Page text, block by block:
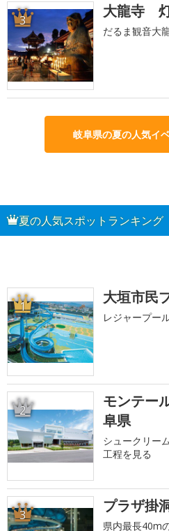
3 大龍寺
だるま観音大
岐阜県の夏の人気イ
夏の人気スポットランキング
1 大垣市民
レジャープー
2
モンテー
阜県
シュークリー
工程を見る
3 プラザ掛
県内最長40m